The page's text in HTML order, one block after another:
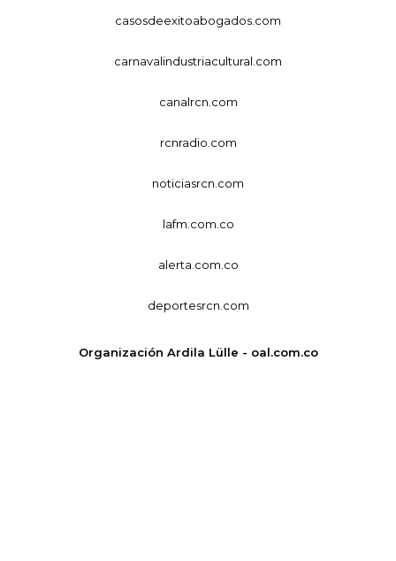
casosdeexitoabogados.com
carnavalindustriacultural.com
canalrcn.com
rcnradio.com
noticiasrcn.com
lafm.com.co
alerta.com.co
deportesrcn.com
Organización Ardila Lülle - oal.com.co